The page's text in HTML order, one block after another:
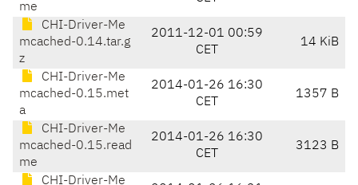
me
CHI-Driver-Me
mcached-0.14.tar.g
z
2011-12-01 00:59
CET
14 KiB
CHI-Driver-Me
mcached-0.15.met
a
2014-01-26 16:30
CET
1357 B
CHI-Driver-Me
mcached-0.15.read
me
2014-01-26 16:30
CET
3123 B
CHI-Driver-Me